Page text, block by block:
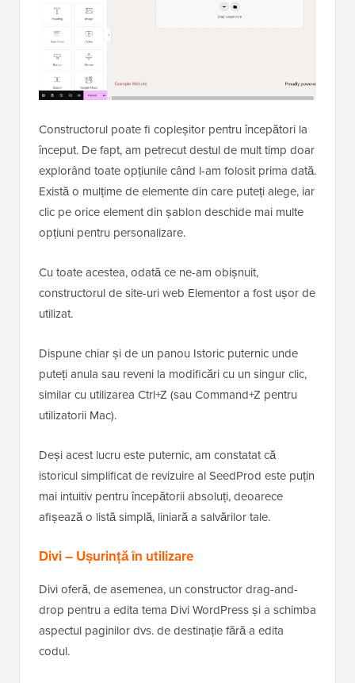
Constructorul poate fi copleșitor pentru începători la
început. De fapt, am petrecut destul de mult timp doar
explorând toate opțiunile când l-am folosit prima dată.
Există o mulțime de elemente din care puteți alege, iar
clic pe orice element din șablon deschide mai multe
opțiuni pentru personalizare.
Cu toate acestea, odată ce ne-am obișnuit,
constructorul de site-uri web Elementor a fost ușor de
utilizat.
Dispune chiar și de un panou Istoric puternic unde
puteți anula sau reveni la modificări cu un singur clic,
similar cu utilizarea Ctrl+Z (sau Command+Z pentru
utilizatorii Mac).
Deși acest lucru este puternic, am constatat că
istoricul simplificat de revizuire al SeedProd este puțin
mai intuitiv pentru începătorii absoluți, deoarece
afișează o listă simplă, liniară a salvărilor tale.
Divi – Ușurință în utilizare
Divi oferă, de asemenea, un constructor drag-and-
drop pentru a edita tema Divi WordPress și a schimba
aspectul paginilor dvs. de destinație fără a edita
codul.